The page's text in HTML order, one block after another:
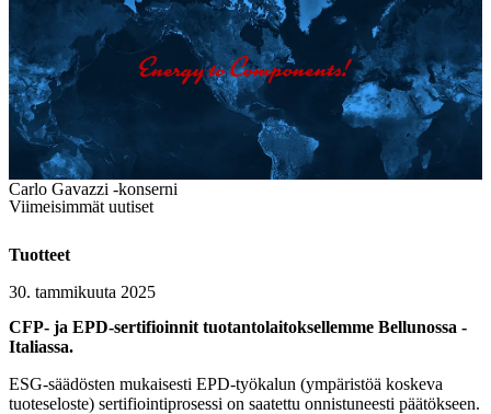
Carlo Gavazzi -konserni
Viimeisimmät uutiset
Tuotteet
30. tammikuuta 2025
CFP- ja EPD-sertifioinnit tuotantolaitoksellemme Bellunossa -
Italiassa.
ESG-säädösten mukaisesti EPD-työkalun (ympäristöä koskeva
tuoteseloste) sertifiointiprosessi on saatettu onnistuneesti päätökseen.